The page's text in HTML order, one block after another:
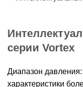
серии Vortex
Диапазон
характеристики